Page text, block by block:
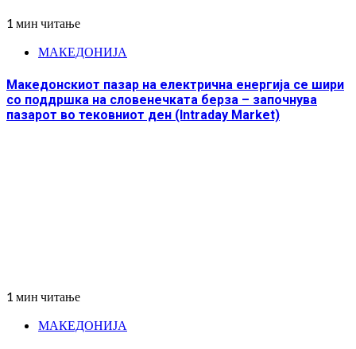
1 мин читање
МАКЕДОНИЈА
Македонскиот пазар на електрична енергија се шири
со поддршка на словенечката берза – започнува
пазарот во тековниот ден (Intraday Market)
1 мин читање
МАКЕДОНИЈА